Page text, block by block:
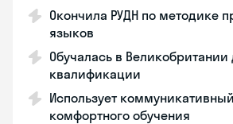
Окончила РУДН по методике
языков
Обучалась в
квалификации
Использует
комфортного обучения